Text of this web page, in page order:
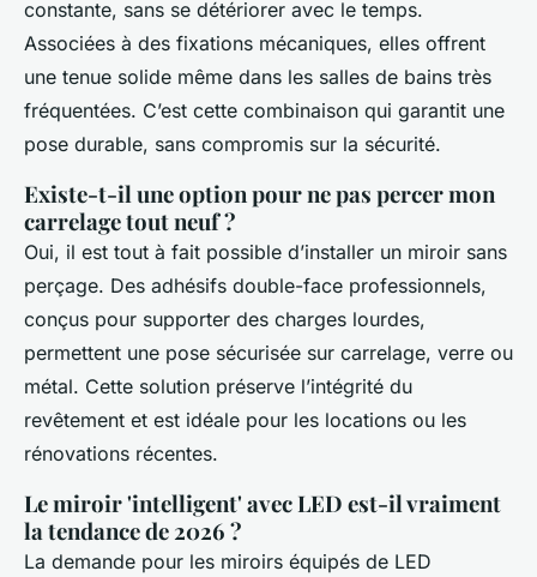
constante, sans se détériorer avec le temps.
Associées à des fixations mécaniques, elles offrent
une tenue solide même dans les salles de bains très
fréquentées. C’est cette combinaison qui garantit une
pose durable, sans compromis sur la sécurité.
Existe-t-il une option pour ne pas percer mon
carrelage tout neuf ?
Oui, il est tout à fait possible d’installer un miroir sans
perçage. Des adhésifs double-face professionnels,
conçus pour supporter des charges lourdes,
permettent une pose sécurisée sur carrelage, verre ou
métal. Cette solution préserve l’intégrité du
revêtement et est idéale pour les locations ou les
rénovations récentes.
Le miroir 'intelligent' avec LED est-il vraiment
la tendance de 2026 ?
La demande pour les miroirs équipés de LED